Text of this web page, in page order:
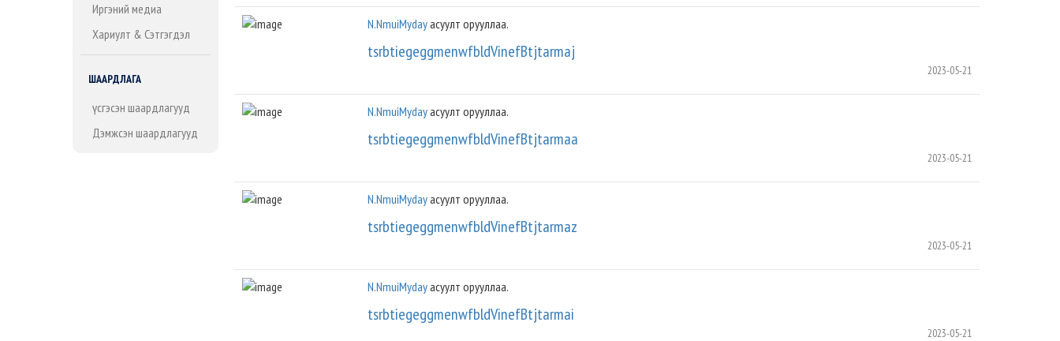
Иргэний медиа
Хариулт & Сэтгэгдэл
ШААРДЛАГА
Үүсгэсэн шаардлагууд
Дэмжсэн шаардлагууд
N.NmuiMydayасуулт орууллаа.
tsrbtiegeggmenwfbldVinefBtjtarmaj
2023-05-21
N.NmuiMydayасуулт орууллаа.
tsrbtiegeggmenwfbldVinefBtjtarmaa
2023-05-21
N.NmuiMydayасуулт орууллаа.
tsrbtiegeggmenwfbldVinefBtjtarmaz
2023-05-21
N.NmuiMydayасуулт орууллаа.
tsrbtiegeggmenwfbldVinefBtjtarmai
2023-05-21